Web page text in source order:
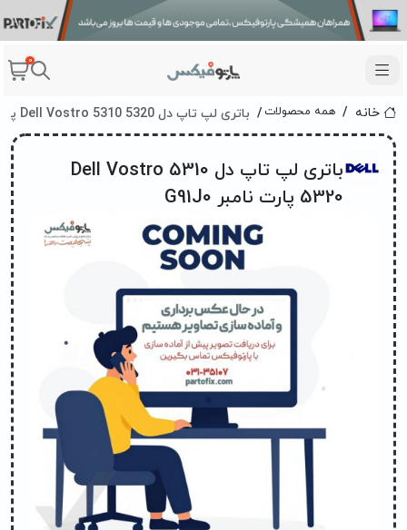
0
خانه همه محصولات باتری لپ تاپ دل Dell Vostro 5310 5320 پارت نامبر G91J0
باتری لپ تاپ دل Dell Vostro 5310
5320 پارت نامبر G91J0